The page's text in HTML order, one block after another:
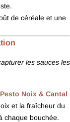
de céréale et une
les sauces les
Pesto Noix & Cantal
et la fraîcheur du
chaque bouchée.